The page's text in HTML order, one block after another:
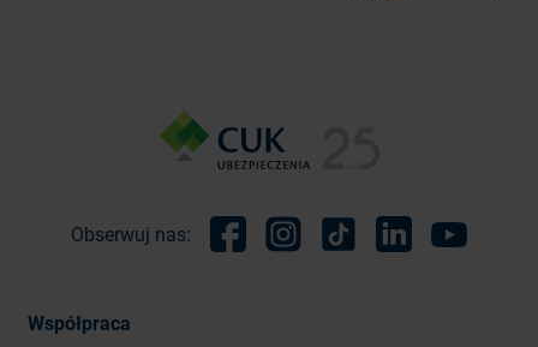
Obserwuj nas:
Współpraca